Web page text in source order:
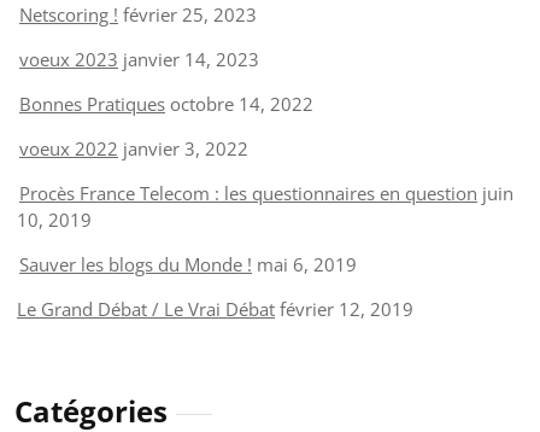
Netscoring ! février 25, 2023
voeux 2023 janvier 14, 2023
Bonnes Pratiques octobre 14, 2022
voeux 2022 janvier 3, 2022
Procès France Telecom : les questionnaires en question juin
10, 2019
Sauver les blogs du Monde ! mai 6, 2019
Le Grand Débat / Le Vrai Débat février 12, 2019
Catégories